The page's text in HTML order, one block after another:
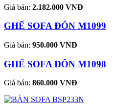
Giá bán: 2.182.000 VNĐ
GHẾ SOFA ĐÔN M1099
Giá bán: 950.000 VNĐ
GHẾ SOFA ĐÔN M1098
Giá bán: 860.000 VNĐ